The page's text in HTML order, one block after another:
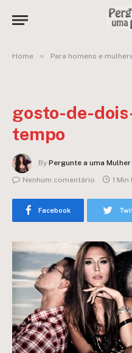
Home » Para homens e
gosto-de-
tempo
By Pergunte a uma Mulher
Nenhum comentário
1 Min
Facebook